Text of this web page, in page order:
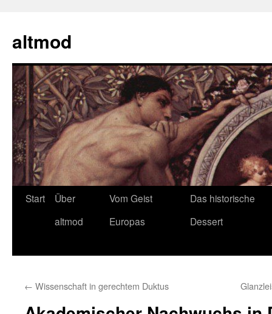
springen
altmod
Start
Über
altmod
Vom Geist
Europas
Das historische
Dessert
← Wissenschaft in gerechtem Duktus